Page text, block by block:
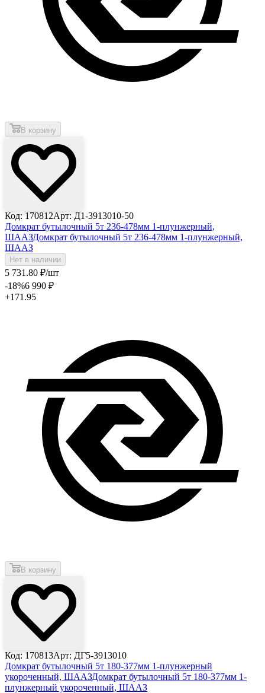
В корзину
Код: 170812Арт: Д1-3913010-50
Домкрат бутылочный 5т 236-478мм 1-плунжерный,
ШААЗДомкрат бутылочный 5т 236-478мм 1-плунжерный,
ШААЗ
Нет в наличии
5 731 .80 ₽/шт
-18%6 990 ₽
+171.95
В корзину
Код: 170813Арт: ДГ5-3913010
Домкрат бутылочный 5т 180-377мм 1-плунжерный
укороченный, ШААЗДомкрат бутылочный 5т 180-377мм 1-
плунжерный укороченный, ШААЗ